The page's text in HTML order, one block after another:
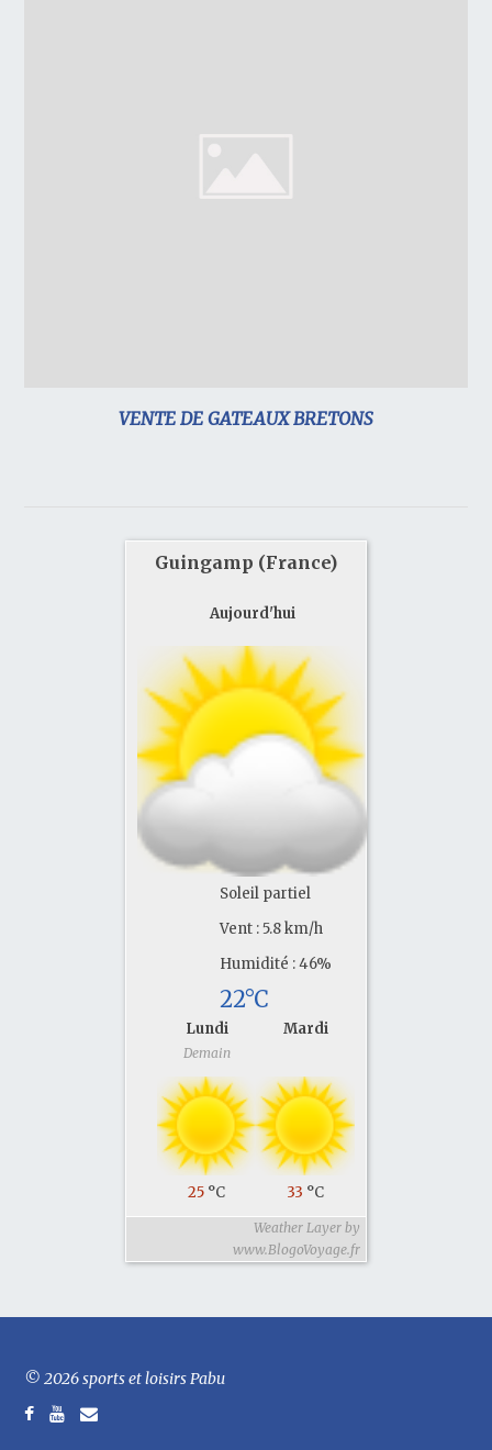
VENTE DE GATEAUX BRETONS
Guingamp (France)
Aujourd'hui
Soleil partiel
Vent : 5.8 km/h
Humidité : 46%
22°C
Lundi
Demain
25 °C
Mardi
33 °C
Weather Layer by
www.BlogoVoyage.fr
© 2026 sports et loisirs Pabu